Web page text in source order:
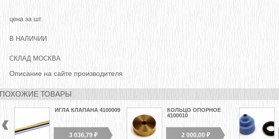
цена за шт.
В НАЛИЧИИ
СКЛАД МОСКВА
Описание на сайте производителя
ПОХОЖИЕ ТОВАРЫ
ИГЛА КЛАПАНА 4100009
3 036,79 ₽
КОЛЬЦО ОПОРНОЕ
4100010
2 000,00 ₽